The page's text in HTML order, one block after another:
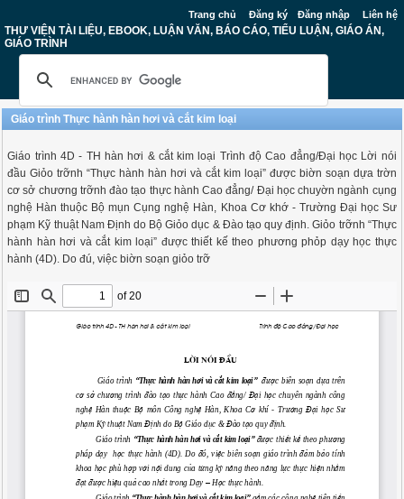
Trang chủ Đăng ký Đăng nhập Liên hệ
THƯ VIỆN TÀI LIỆU, EBOOK, LUẬN VĂN, BÁO CÁO, TIỂU LUẬN, GIÁO ÁN,
GIÁO TRÌNH
Giáo trình Thực hành hàn hơi và cắt kim loại
Giáo trình 4D - TH hàn hơi & cắt kim loại Trình độ Cao đẳng/Đại học Lời nói
đầu Giỏo trỡnh “Thực hành hàn hơi và cắt kim loại” được biờn soạn dựa trờn
cơ sở chương trỡnh đào tạo thực hành Cao đẳng/ Đại học chuyờn ngành cụng
nghệ Hàn thuộc Bộ mụn Cụng nghệ Hàn, Khoa Cơ khớ - Trường Đại học Sư
phạm Kỹ thuật Nam Định do Bộ Giỏo dục & Đào tạo quy định. Giỏo trỡnh “Thực
hành hàn hơi và cắt kim loại” được thiết kế theo phương phỏp dạy học thực
hành (4D). Do đú, việc biờn soạn giỏo trỡ